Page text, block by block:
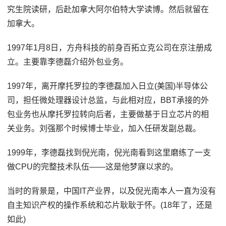
究生院读研，后赴加拿大阿尔伯特大学读博。然后就留在
加拿大。
1997年1月8日，方舟科技的前身百拓立克公司在京注册成
立。主要靠李德磊介绍外包业务。
1997年，离开摩托罗拉的李德磊加入日立(美国)半导体公
司，担任微处理器设计总监，与此相对应，BBT承接的外
包业务也从摩托罗拉转向后者，主要做基于日立芯片的相
关业务。刘强那个时候博士毕业，加入任研发副总裁。
1999年，李德磊找到倪光南，倪光南看到这里磨练了一支
做CPU的完整技术队伍——这是他梦寐以求的。
当时的背景是，中国IT产业界，以及倪光南本人一直为没有
自主知识产权的操作系统和芯片耿耿于怀。(18年了，还是
如此)